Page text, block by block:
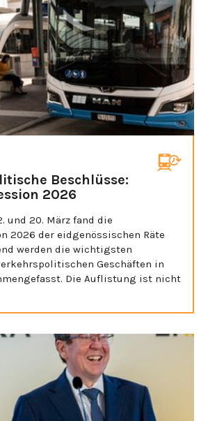
Beschlüsse:
2026
und 20. März fand die
2026 der eidgenössischen Räte
werden die wichtigsten
Geschäften in
Die Auflistung ist nicht